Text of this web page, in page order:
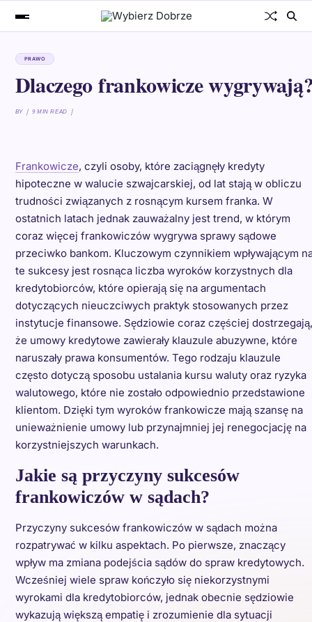
PRAWO
Dlaczego frankowicze
BY 9 MIN READ
Frankowicze, czyli osoby, które zaciągnęły kredyty
hipoteczne w walucie szwajcarskiej, od lat stają w obliczu
trudności związanych z rosnącym kursem franka. W
ostatnich latach jednak zauważalny jest trend, w którym
coraz więcej frankowiczów wygrywa sprawy sądowe
przeciwko bankom. Kluczowym czynnikiem wpływającym
te sukcesy jest rosnąca liczba wyroków korzystnych dla
kredytobiorców, które opierają się na argumentach
dotyczących nieuczciwych praktyk stosowanych przez
instytucje finansowe. Sędziowie coraz częściej dostrzegają,
że umowy kredytowe zawierały klauzule abuzywne, które
naruszały prawa konsumentów. Tego rodzaju klauzule
często dotyczą sposobu ustalania kursu waluty oraz ryzyka
walutowego, które nie zostało odpowiednio przedstawione
klientom. Dzięki tym wyroków frankowicze mają szansę na
unieważnienie umowy lub przynajmniej jej renegocjację na
korzystniejszych warunkach.
Jakie są przyczyny sukcesów
frankowiczów w sądach?
Przyczyny sukcesów frankowiczów w sądach można
rozpatrywać w kilku aspektach. Po pierwsze, znaczący
wpływ ma zmiana podejścia sądów do spraw kredytowych.
Wcześniej wiele spraw kończyło się niekorzystnymi
wyrokami dla kredytobiorców, jednak obecnie sędziowie
wykazują większą empatię i zrozumienie dla sytuacji